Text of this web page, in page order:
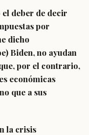
el deber de decir
por
dicho
Biden, no ayudan
por el contrario,
económicas
que a sus
la crisis